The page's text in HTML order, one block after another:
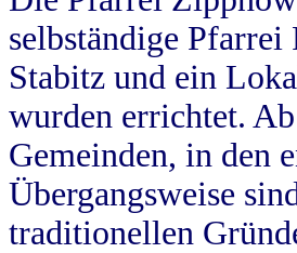
selbständige
Stabitz und ein
wurden errichtet.
Gemeinden, in den
Übergangsweise
traditionellen